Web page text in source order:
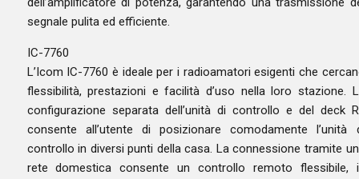
segnale pulita ed efficiente.
IC-7760
L’Icom IC-7760 è ideale per i radioamatori esigenti che
flessibilità, prestazioni e facilità d’uso nella loro stazione.
configurazione separata dell’unità di controllo e del deck
consente all’utente di posizionare comodamente l’unità
controllo in diversi punti della casa. La connessione tramite
rete domestica consente un controllo remoto flessibile,